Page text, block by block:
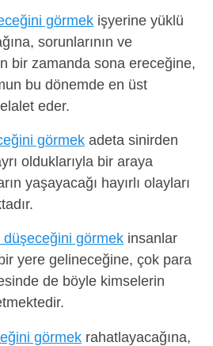
görmek işyerine yüklü
sorunlarının ve
bir zamanda sona ereceğine,
bu dönemde en üst
eder.
görmek adeta sinirden
olduklarıyla bir araya
yaşayacağı hayırlı olayları
görmek insanlar
yere gelineceğine, çok para
de böyle kimselerin
görmek rahatlayacağına,